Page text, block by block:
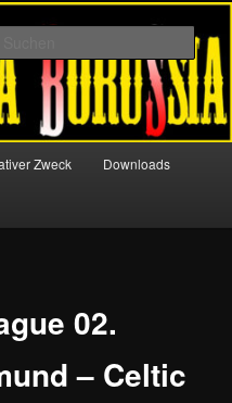
Zweck Downloads
02.
– Celtic